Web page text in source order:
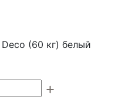
(60 кг) белый